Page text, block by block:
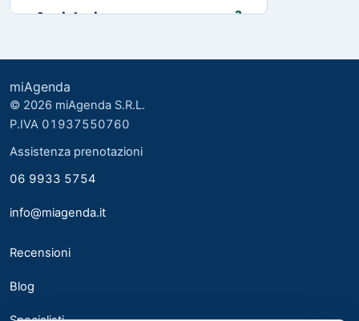
Angiologia 3
Biologo nutrizionista 13
Cardiologia
Chirurgia Generale
6
miAgenda
© 2026 miAgenda S.R.L.
P.IVA 01937550760
Assistenza prenotazioni
06 9933 5754
info@miagenda.it
Recensioni
Blog